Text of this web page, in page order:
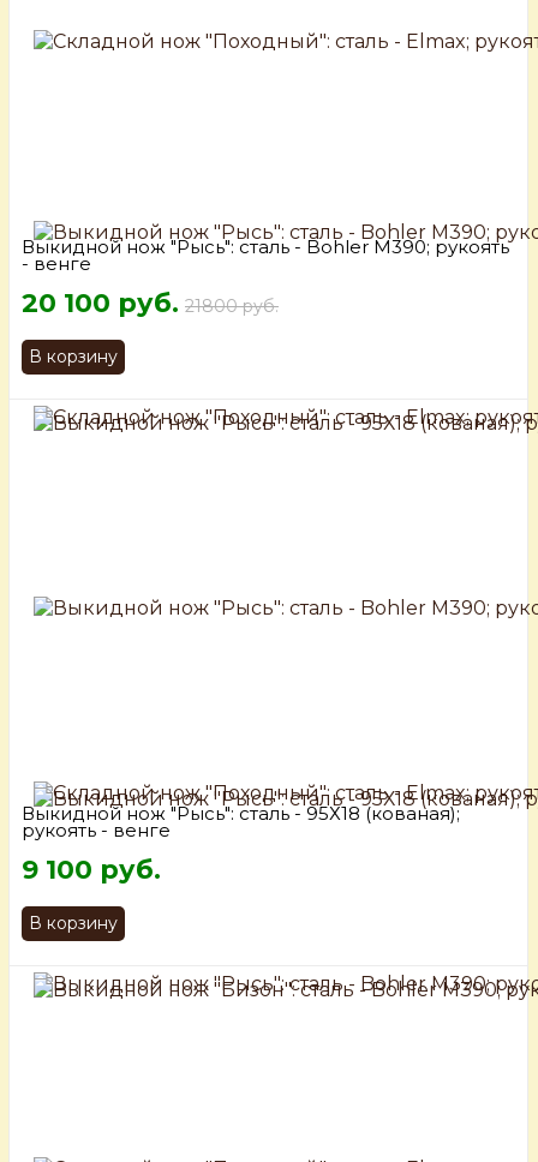
Выкидной нож "Рысь": сталь - Bohler М390; рукоять
- венге
20 100 руб. 21800 руб.
В корзину
Выкидной нож "Рысь": сталь - 95Х18 (кованая);
рукоять - венге
9 100 руб.
В корзину